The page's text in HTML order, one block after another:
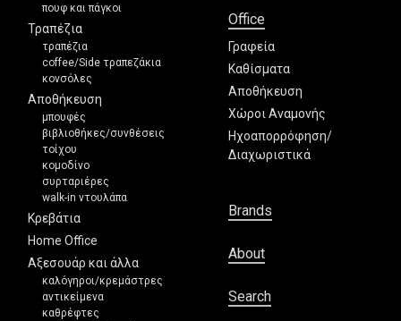
πουφ και πάγκοι
Τραπέζια
τραπέζια
coffee/Side τραπεζάκια
κονσόλες
Αποθήκευση
μπουφές
βιβλιοθήκες/συνθέσεις
τοίχου
κομοδίνο
συρταριέρες
walk-in ντουλάπα
Κρεβάτια
Home Office
Αξεσουάρ και άλλα
καλόγηροι/κρεμάστρες
αντικείμενα
καθρέφτες
Office
Γραφεία
Καθίσματα
Αποθήκευση
Χώροι Αναμονής
Ηχοαπορρόφηση/
Διαχωριστικά
Brands
About
Search